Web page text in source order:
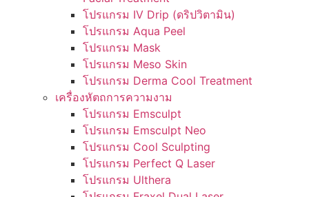
โปรแกรม IV Drip (ดริปวิตามิน)
โปรแกรม Aqua Peel
โปรแกรม Mask
โปรแกรม Meso Skin
โปรแกรม Derma Cool Treatment
เครื่องหัตถการความงาม
โปรแกรม Emsculpt
โปรแกรม Emsculpt Neo
โปรแกรม Cool Sculpting
โปรแกรม Perfect Q Laser
โปรแกรม Ulthera